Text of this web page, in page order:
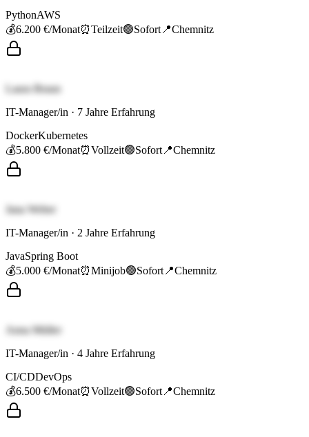
PythonAWS
💰6.200 €/Monat⏰Teilzeit🟢Sofort 📍Chemnitz
Laura Braun
IT-Manager/in · 7 Jahre Erfahrung
DockerKubernetes
💰5.800 €/Monat⏰Vollzeit🟢Sofort 📍Chemnitz
Jana Weber
IT-Manager/in · 2 Jahre Erfahrung
JavaSpring Boot
💰5.000 €/Monat⏰Minijob🟢Sofort 📍Chemnitz
Anna Müller
IT-Manager/in · 4 Jahre Erfahrung
CI/CDDevOps
💰6.500 €/Monat⏰Vollzeit🟢Sofort 📍Chemnitz